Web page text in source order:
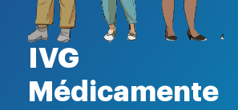
IVG
Médicamente